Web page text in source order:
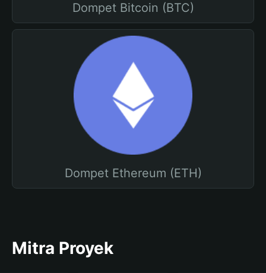
Dompet Bitcoin (BTC)
Dompet Ethereum (ETH)
Mitra Proyek